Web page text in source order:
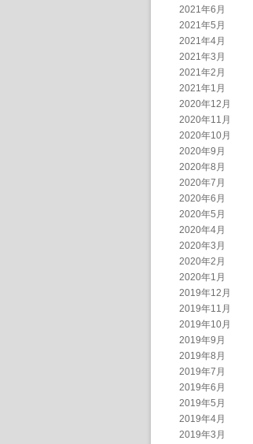
2021年6月
2021年5月
2021年4月
2021年3月
2021年2月
2021年1月
2020年12月
2020年11月
2020年10月
2020年9月
2020年8月
2020年7月
2020年6月
2020年5月
2020年4月
2020年3月
2020年2月
2020年1月
2019年12月
2019年11月
2019年10月
2019年9月
2019年8月
2019年7月
2019年6月
2019年5月
2019年4月
2019年3月